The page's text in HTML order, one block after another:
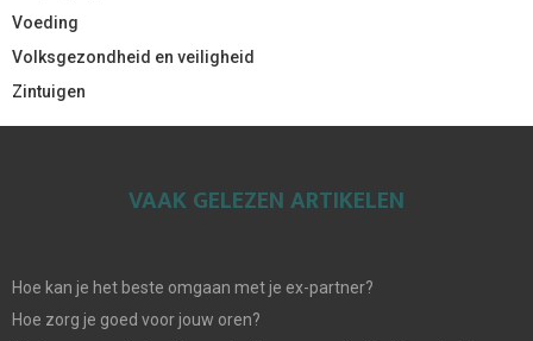
Voeding
Volksgezondheid en veiligheid
Zintuigen
VAAK GELEZEN ARTIKELEN
Hoe kan je het beste omgaan met je ex-partner?
Hoe zorg je goed voor jouw oren?